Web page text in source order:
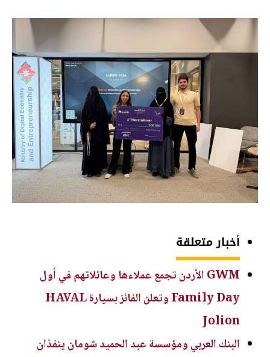
أخبار متعلقة
GWM الأردن تجمع عملاءها وعائلاتهم في أول
Family Day وتعلن الفائز بسيارة HAVAL
Jolion
البنك العربي ومؤسسة عبد الحميد شومان ينفذان